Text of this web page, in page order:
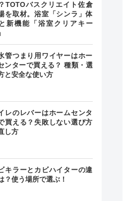
TOTOバスクリエイト佐倉
を取材。浴室「シンラ」体
新機能「浴室クリアキー
管つまり用ワイヤーはホー
ンターで買える？ 種類・選
と安全な使い方
レのレバーはホームセンタ
買える？失敗しない選び方
し方
キラーとカビハイターの違
？使う場所で選ぶ！